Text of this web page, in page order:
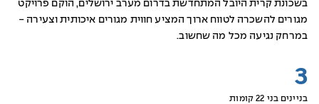
בשכונת קרית היובל המתחדשת בדרום מערב ירושלים, הוקם פרויקט
מגורים להשכרה לטווח ארוך המציע חווית מגורים איכותית וצעירה -
במרחק נגיעה מכל מה שחשוב.
3
בניינים בני 22 קומות